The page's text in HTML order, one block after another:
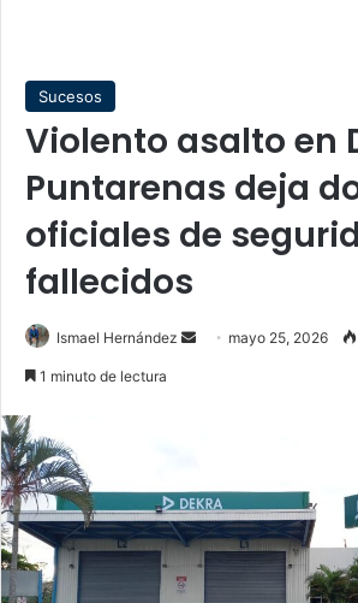
Sucesos
Violento asalto en
Puntarenas deja
oficiales de
fallecidos
Ismael Hernández
Send mayo 25, 2026
1 minuto de lectura